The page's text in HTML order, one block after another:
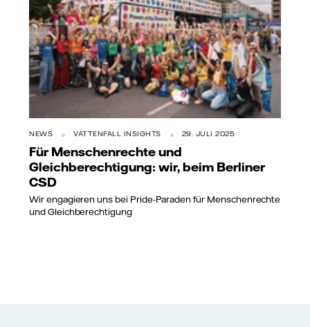
NEWS VATTENFALL INSIGHTS 29. JULI 2025
Für Menschenrechte und
Gleichberechtigung: wir, beim Berliner
CSD
Wir engagieren uns bei Pride-Paraden für Menschenrechte
und Gleichberechtigung